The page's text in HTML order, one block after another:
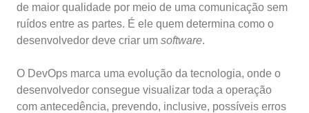
de maior qualidade por meio de uma comunicação sem
ruídos entre as partes. É ele quem determina como o
desenvolvedor deve criar um software.
O DevOps marca uma evolução da tecnologia, onde o
desenvolvedor consegue visualizar toda a operação
com antecedência, prevendo, inclusive, possíveis erros